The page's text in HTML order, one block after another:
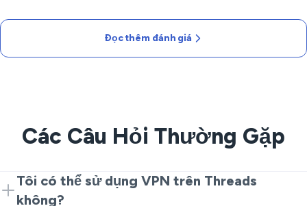
Đọc thêm đánh giá
Các Câu Hỏi Thường Gặp
Tôi có thể sử dụng VPN trên Threads
không?